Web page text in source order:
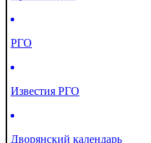
РГО
Известия РГО
Дворянский календарь